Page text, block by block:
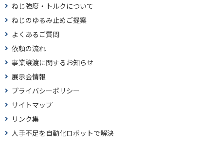
ねじ強度・トルクについて
ねじのゆるみ止めご提案
よくあるご質問
依頼の流れ
事業譲渡に関するお知らせ
展示会情報
プライバシーポリシー
サイトマップ
リンク集
人手不足を自動化ロボットで解決